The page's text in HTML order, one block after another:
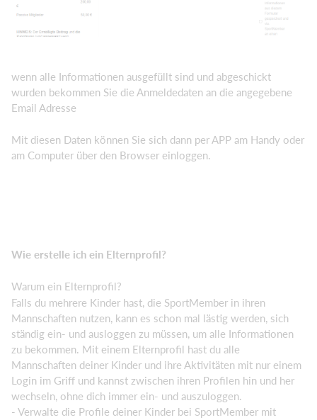
wenn alle Informationen ausgefüllt sind und abgeschickt
wurden bekommen Sie die Anmeldedaten an die angegebene
Email Adresse
Mit diesen Daten können Sie sich dann per APP am Handy oder
am Computer über den Browser einloggen.
Wie erstelle ich ein Elternprofil?
Warum ein Elternprofil?
Falls du mehrere Kinder hast, die SportMember in ihren
Mannschaften nutzen, kann es schon mal lästig werden, sich
ständig ein- und ausloggen zu müssen, um alle Informationen
zu bekommen. Mit einem Elternprofil hast du alle
Mannschaften deiner Kinder und ihre Aktivitäten mit nur einem
Login im Griff und kannst zwischen ihren Profilen hin und her
wechseln, ohne dich immer ein- und auszuloggen.
- Verwalte die Profile deiner Kinder bei SportMember mit